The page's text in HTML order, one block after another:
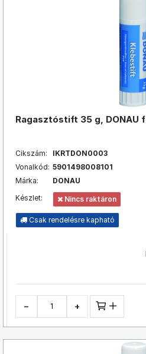
Ragasztóstift 35 g, DONAU
Cikszám:
IKRTDON0003
Vonalkód: 5901498008101
Márka:
DONAU
Készlet:
Nincs raktáron
Csak rendelésre kapható
− +